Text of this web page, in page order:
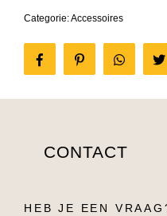
Categorie:Accessoires
Share Pin
CONTACT
HEB JE EEN